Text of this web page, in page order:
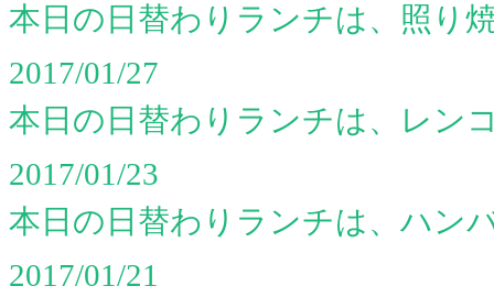
本日の日替わりランチは、照り
2017/01/27
本日の日替わりランチは、レン
2017/01/23
本日の日替わりランチは、ハン
2017/01/21